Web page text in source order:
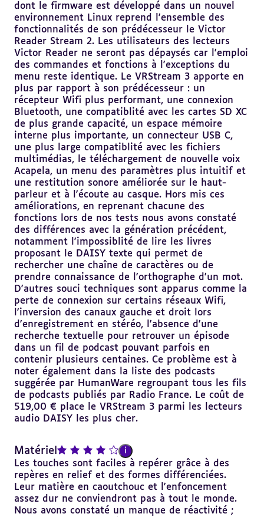
dont le firmware est développé dans un nouvel
environnement Linux reprend l'ensemble des
fonctionnalités de son prédécesseur le Victor
Reader Stream 2. Les utilisateurs des lecteurs
Victor Reader ne seront pas dépaysés car l'emploi
des commandes et fonctions à l'exceptions du
menu reste identique. Le VRStream 3 apporte en
plus par rapport à son prédécesseur : un
récepteur Wifi plus performant, une connexion
Bluetooth, une compatiblité avec les cartes SD XC
de plus grande capacité, un espace mémoire
interne plus importante, un connecteur USB C,
une plus large compatiblité avec les fichiers
multimédias, le téléchargement de nouvelle voix
Acapela, un menu des paramètres plus intuitif et
une restitution sonore améliorée sur le haut-
parleur et à l'écoute au casque. Hors mis ces
améliorations, en reprenant chacune des
fonctions lors de nos tests nous avons constaté
des différences avec la génération précédent,
notamment l'impossiblité de lire les livres
proposant le DAISY texte qui permet de
rechercher une chaîne de caractères ou de
prendre connaissance de l'orthographe d'un mot.
D'autres souci techniques sont apparus comme la
perte de connexion sur certains réseaux Wifi,
l'inversion des canaux gauche et droit lors
d'enregistrement en stéréo, l'absence d'une
recherche textuelle pour retrouver un épisode
dans un fil de podcast pouvant parfois en
contenir plusieurs centaines. Ce problème est à
noter également dans la liste des podcasts
suggérée par HumanWare regroupant tous les fils
de podcasts publiés par Radio France. Le coût de
519,00 € place le VRStream 3 parmi les lecteurs
audio DAISY les plus cher.
Matériel note : 4 sur 5 i
Les touches sont faciles à repérer grâce à des
repères en relief et des formes différenciées.
Leur matière en caoutchouc et l'enfoncement
assez dur ne conviendront pas à tout le monde.
Nous avons constaté un manque de réactivité ;